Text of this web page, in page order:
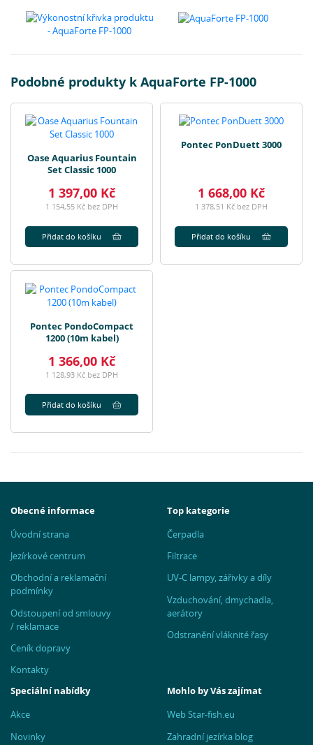
Podobné produkty k AquaForte FP-1000
Oase Aquarius Fountain
Set Classic 1000
1 397,00 Kč
1 154,55 Kč bez DPH
Přidat do košíku
Pontec PonDuett 3000
1 668,00 Kč
1 378,51 Kč bez DPH
Přidat do košíku
Pontec PondoCompact
1200 (10m kabel)
1 366,00 Kč
1 128,93 Kč bez DPH
Přidat do košíku
Obecné informace
Úvodní strana
Jezírkové centrum
Obchodní a reklamační
podmínky
Odstoupení od smlouvy
/ reklamace
Ceník dopravy
Kontakty
Top kategorie
Čerpadla
Filtrace
UV-C lampy, zářivky a díly
Vzduchování, dmychadla,
aerátory
Odstranění vláknité řasy
Speciální nabídky
Akce
Novinky
Mohlo by Vás zajímat
Web Star-fish.eu
Zahradní jezírka blog